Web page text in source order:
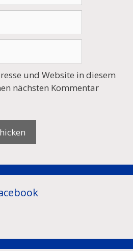
und Website in diesem
nächsten Kommentar